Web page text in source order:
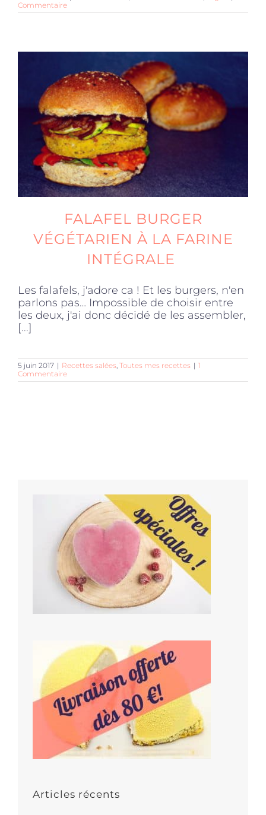
Commentaire
FALAFEL BURGER
VÉGÉTARIEN À LA FARINE
INTÉGRALE
Les falafels, j'adore ca ! Et les burgers, n'en
parlons pas… Impossible de choisir entre
les deux, j'ai donc décidé de les assembler,
[...]
5 juin 2017 | Recettes salées Toutes mes recettes | 1
Commentaire
Articles récents